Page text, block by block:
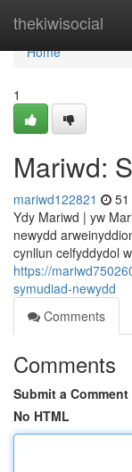
thekiwisocial
Home
Home
1
Mariwd:
mariwd122821
Ydy Mariwd | yw
newydd
cynllun celfyddydol
https://
symudiad-newydd
Comments
Comments
Submit a Comment
No HTML